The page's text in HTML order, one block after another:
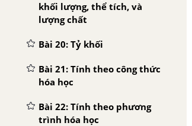
khối lượng, thể tích, và
lượng chất
Bài 20: Tỷ khối
Bài 21: Tính theo công thức
hóa học
Bài 22: Tính theo phương
trình hóa học